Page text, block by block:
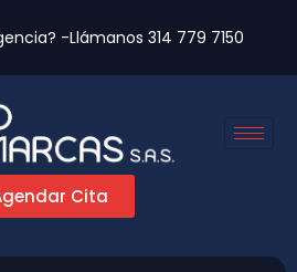
-Llámanos 314 779 7150
Cita